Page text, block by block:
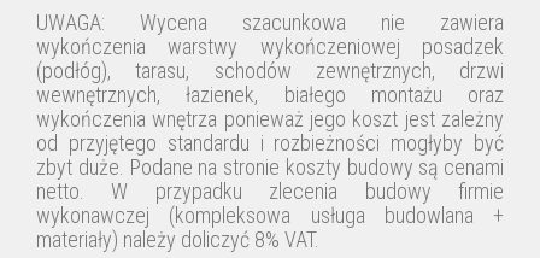
UWAGA: Wycena szacunkowa nie zawiera
wykończenia warstwy wykończeniowej posadzek
(podłóg), tarasu, schodów zewnętrznych, drzwi
wewnętrznych, łazienek, białego montażu oraz
wykończenia wnętrza ponieważ jego koszt jest zależny
od przyjętego standardu i rozbieżności mogłyby być
zbyt duże. Podane na stronie koszty budowy są cenami
netto. W przypadku zlecenia budowy firmie
wykonawczej (kompleksowa usługa budowlana +
materiały) należy doliczyć 8% VAT.